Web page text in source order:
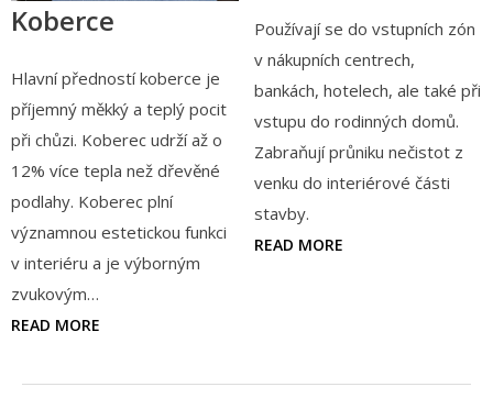
Koberce
Hlavní předností koberce je
příjemný měkký a teplý pocit
při chůzi. Koberec udrží až o
12% více tepla než dřevěné
podlahy. Koberec plní
významnou estetickou funkci
v interiéru a je výborným
zvukovým…
READ MORE
Používají se do vstupních zón
v nákupních centrech,
bankách, hotelech, ale také při
vstupu do rodinných domů.
Zabraňují průniku nečistot z
venku do interiérové části
stavby.
READ MORE